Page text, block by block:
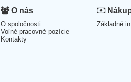
O nás
O spoločnosti
Voľné pracovné pozície
Kontakty
Základné